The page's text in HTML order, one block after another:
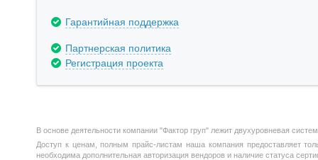
Гарантийная поддержка
Партнерская политика
Регистрация проекта
В основе деятельности компании "Фактор груп" лежит двухуровневая
Доступ к ценам, полным прайс-листам наша компания предоставляет
необходима дополнительная авторизация вендоров и наличие статуса